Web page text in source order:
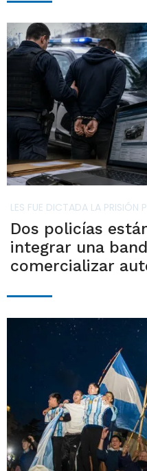
LES FUE DICTADA LA PRISIÓN
Dos policías
integrar una
comercializar